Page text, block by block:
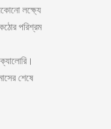
লক্ষ্যে
পরিশ্রম
শেষে